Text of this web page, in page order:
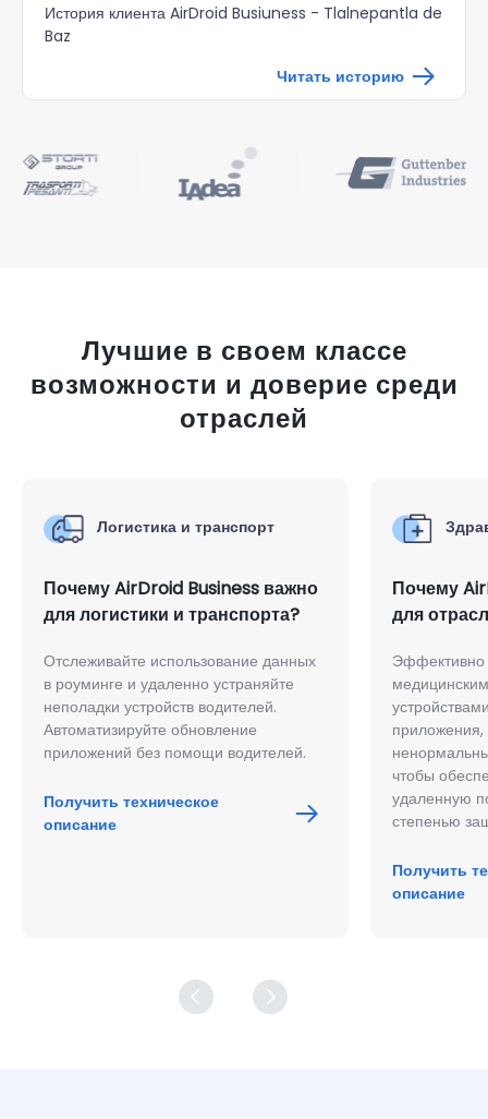
История клиента AirDroid Busiuness - Tlalnepantla de
Baz
Читать историю
Лучшие в своем классе
возможности и доверие среди
отраслей
Логистика и транспорт
Почему AirDroid Business важно
для логистики и транспорта?
Отслеживайте использование данных
в роуминге и удаленно устраняйте
неполадки устройств водителей.
Автоматизируйте обновление
приложений без помощи водителей.
Получить техническое
описание
Почему
для
Эффективно
приложения,
чтобы
удаленную
степенью
Получить
описание